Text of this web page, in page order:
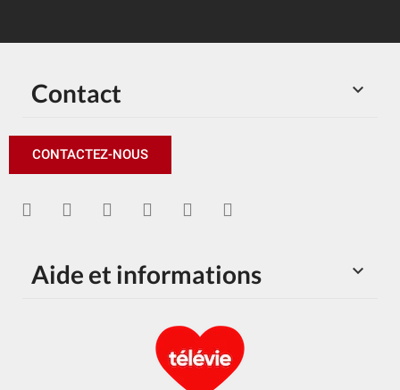

Contact
CONTACTEZ-NOUS

Aide et informations